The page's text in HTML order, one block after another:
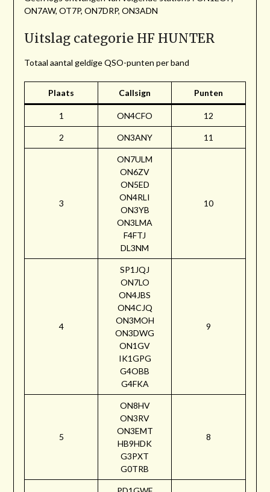
ON7AW, OT7P, ON7DRP, ON3ADN
Uitslag categorie HF HUNTER
Totaal aantal geldige QSO-punten per band
Plaats Callsign Punten
1 ON4CFO 12
2 ON3ANY 11
3
ON7ULM
ON6ZV
ON5ED
ON4RLI
ON3YB
ON3LMA
F4FTJ
DL3NM
10
4
SP1JQJ
ON7LO
ON4JBS
ON4CJQ
ON3MOH
ON3DWG
ON1GV
IK1GPG
G4OBB
G4FKA
9
5
ON8HV
ON3RV
ON3EMT
HB9HDK
G3PXT
G0TRB
8